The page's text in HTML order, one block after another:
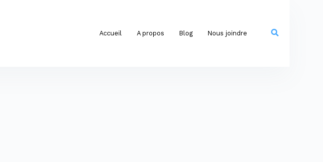
Accueil A propos Blog Nous joindre